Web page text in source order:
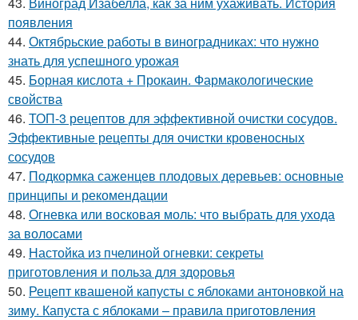
появления
44. Октябрьские работы в виноградниках: что нужно
знать для успешного урожая
45. Борная кислота + Прокаин. Фармакологические
свойства
46. ТОП-3 рецептов для эффективной очистки сосудов.
Эффективные рецепты для очистки кровеносных
сосудов
47. Подкормка саженцев плодовых деревьев: основные
принципы и рекомендации
48. Огневка или восковая моль: что выбрать для ухода
за волосами
49. Настойка из пчелиной огневки: секреты
приготовления и польза для здоровья
50. Рецепт квашеной капусты с яблоками антоновкой на
зиму. Капуста с яблоками – правила приготовления